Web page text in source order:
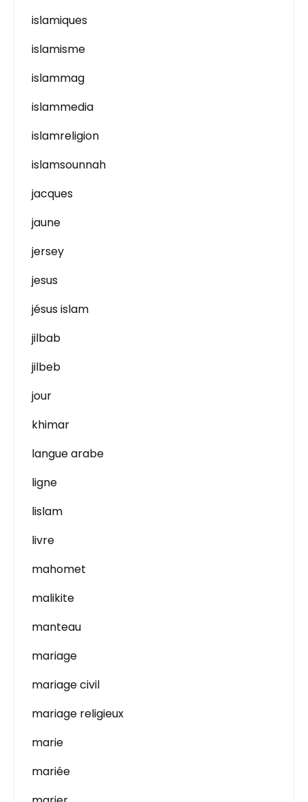
islamiques
islamisme
islammag
islammedia
islamreligion
islamsounnah
jacques
jaune
jersey
jesus
jésus islam
jilbab
jilbeb
jour
khimar
langue arabe
ligne
lislam
livre
mahomet
malikite
manteau
mariage
mariage civil
mariage religieux
marie
mariée